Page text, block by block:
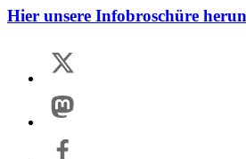
Hier unsere Infobroschüre